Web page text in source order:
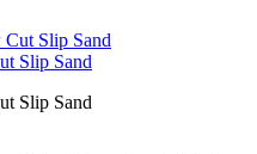
Slip Sand
Slip Sand